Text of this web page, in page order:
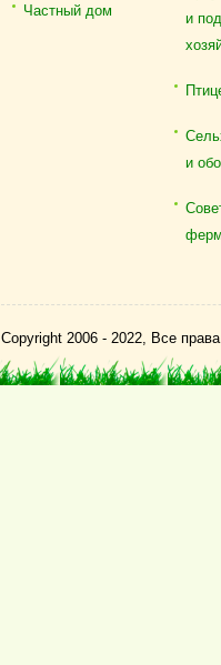
Частный дом
и
и
Copyright 2006 - 2022, Все